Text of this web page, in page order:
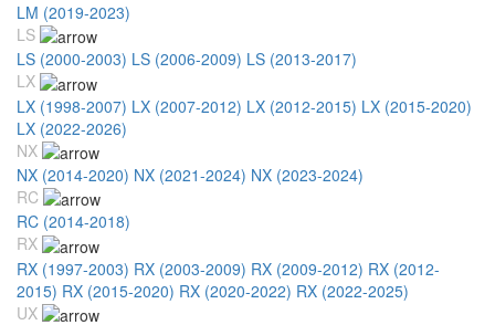
LM (2019-2023)
LS
LS (2000-2003) LS (2006-2009) LS (2013-2017)
LX
LX (1998-2007) LX (2007-2012) LX (2012-2015) LX (2015-2020)
LX (2022-2026)
NX
NX (2014-2020) NX (2021-2024) NX (2023-2024)
RC
RC (2014-2018)
RX
RX (1997-2003) RX (2003-2009) RX (2009-2012) RX (2012-
2015) RX (2015-2020) RX (2020-2022) RX (2022-2025)
UX